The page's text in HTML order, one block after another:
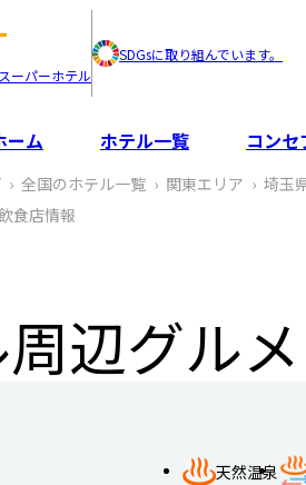
ーパーホテル
SDGsに取り組んでいます。
ーム ホテル一覧 コンセ
全国のホテル一覧 関東エリア 埼玉
食店情報
辺グル
天然温泉